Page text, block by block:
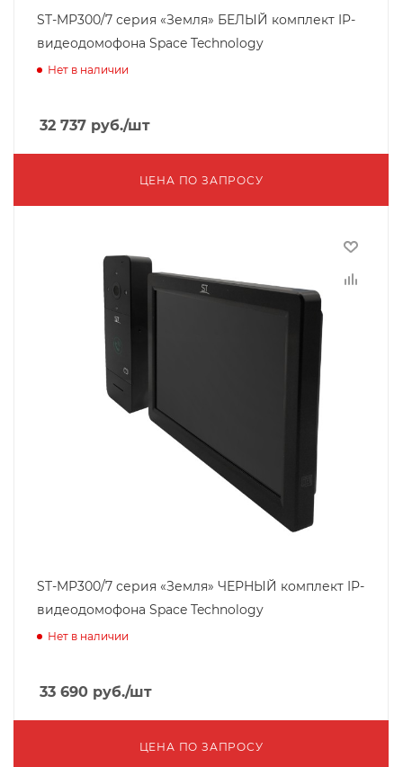
ST-MР300/7 серия «Земля» БЕЛЫЙ комплект IP-
видеодомофона Space Technology
Нет в наличии
32 737 руб./шт
ЦЕНА ПО ЗАПРОСУ
ST-MР300/7 серия «Земля» ЧЕРНЫЙ комплект IP-
видеодомофона Space Technology
Нет в наличии
33 690 руб./шт
ЦЕНА ПО ЗАПРОСУ